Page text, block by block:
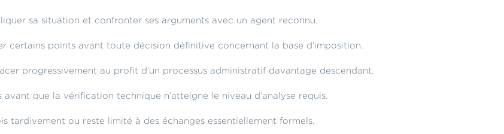
sa situation et confronter ses arguments avec un agent reconnu.
certains points avant toute décision définitive concernant la base d’imposition.
progressivement au profit d’un processus administratif davantage descendant.
que la vérification technique n’atteigne le niveau d’analyse requis.
tardivement ou reste limité à des échanges essentiellement formels.